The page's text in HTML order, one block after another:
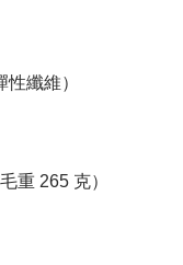
纖維）
重 265 克）